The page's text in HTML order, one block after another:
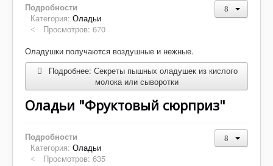
Подробности
Категория: Оладьи
Просмотров: 670
Оладушки получаются воздушные и нежные.
Подробнее: Секреты пышных оладушек из кислого
молока или сыворотки
Оладьи "Фруктовый сюрприз"
Подробности
Категория: Оладьи
Просмотров: 635